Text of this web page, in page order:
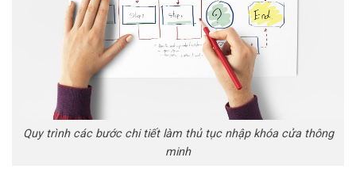
Quy trình các bước chi tiết làm thủ tục nhập khóa cửa thông
minh